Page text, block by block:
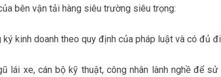
bên vận tải hàng siêu trường siêu trọng:
kinh doanh theo quy định của pháp luật và có đủ
lái xe, cán bộ kỹ thuật, công nhân lành nghề để